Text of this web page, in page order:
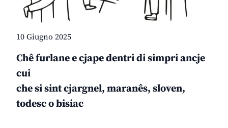
10 Giugno 2025
Chê furlane e cjape dentri di simpri ancje
cui
che si sint cjargnel, maranês, sloven,
todesc o bisiac